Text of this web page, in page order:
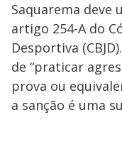
Saquarema
artigo 254-A do
Desportiva
de “praticar
prova ou
a sanção é uma